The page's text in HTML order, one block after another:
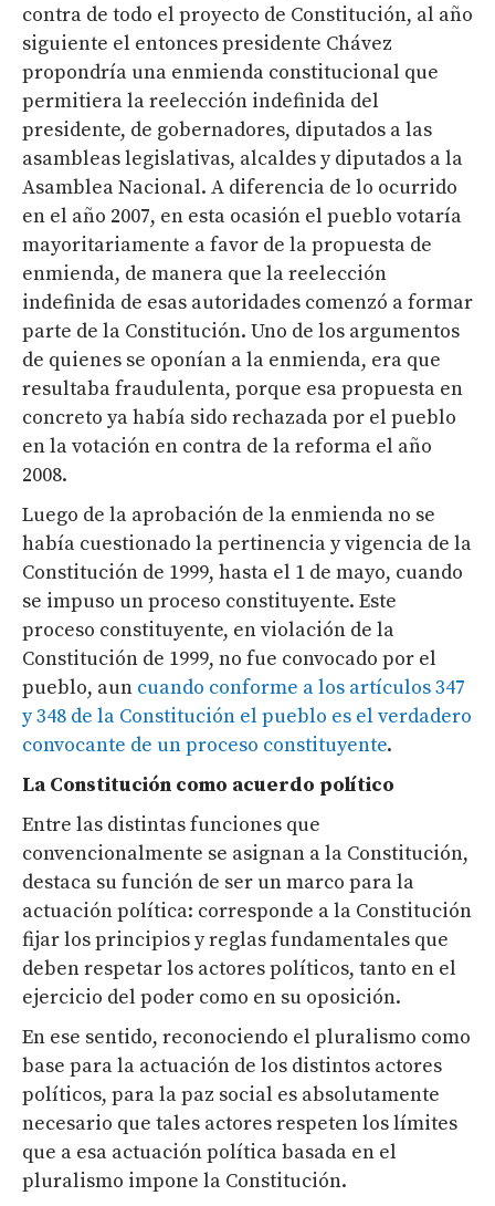
contra de todo el proyecto de Constitución, al año
siguiente el entonces presidente Chávez
propondría una enmienda constitucional que
permitiera la reelección indefinida del
presidente, de gobernadores, diputados a las
asambleas legislativas, alcaldes y diputados a la
Asamblea Nacional. A diferencia de lo ocurrido
en el año 2007, en esta ocasión el pueblo votaría
mayoritariamente a favor de la propuesta de
enmienda, de manera que la reelección
indefinida de esas autoridades comenzó a formar
parte de la Constitución. Uno de los argumentos
de quienes se oponían a la enmienda, era que
resultaba fraudulenta, porque esa propuesta en
concreto ya había sido rechazada por el pueblo
en la votación en contra de la reforma el año
2008.
Luego de la aprobación de la enmienda no se
había cuestionado la pertinencia y vigencia de la
Constitución de 1999, hasta el 1 de mayo, cuando
se impuso un proceso constituyente. Este
proceso constituyente, en violación de la
Constitución de 1999, no fue convocado por el
pueblo, aun cuando conforme a los artículos 347
y 348 de la Constitución el pueblo es el verdadero
convocante de un proceso constituyente.
La Constitución como acuerdo político
Entre las distintas funciones que
convencionalmente se asignan a la Constitución,
destaca su función de ser un marco para la
actuación política: corresponde a la Constitución
fijar los principios y reglas fundamentales que
deben respetar los actores políticos, tanto en el
ejercicio del poder como en su oposición.
En ese sentido, reconociendo el pluralismo como
base para la actuación de los distintos actores
políticos, para la paz social es absolutamente
necesario que tales actores respeten los límites
que a esa actuación política basada en el
pluralismo impone la Constitución.